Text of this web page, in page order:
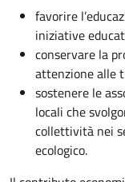
favorire
iniziative
conservare la
attenzione alle
sostenere le
locali che
collettività nei
ecologico.